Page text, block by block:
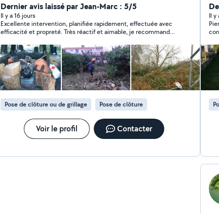
rénovation, construction, aménagement, peinture
(manuelle et pistolet), plomberie, nettoyage chantiers,
élagage, jardinage ... et sur demande. Réalisations sur
facebook Maximains33
Dernier avis laissé par Jean-Marc : 5/5
Il y a 16 jours
Excellente intervention, planifiée rapidement, effectuée avec
efficacité et propreté. Très réactif et aimable, je recommande
Pose de clôture ou de grillage Pose de clôture
Voir le profil Contacter
Il y
confiée..